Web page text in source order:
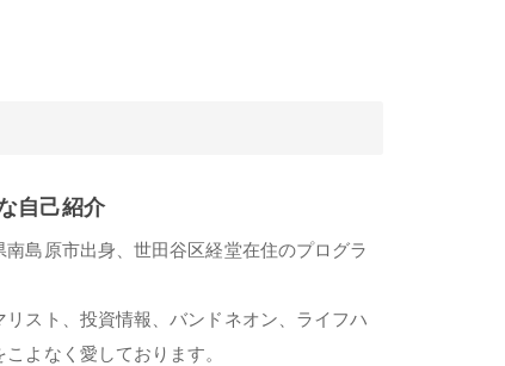
自己紹介
南島原市出身、世田谷区経堂在住のプログラ
リスト、投資情報、バンドネオン、ライフハ
こよなく愛しております。